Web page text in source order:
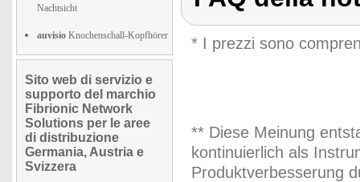
Nachtsicht
auvisio Knochenschall-Kopfhörer
Sito web di servizio e
supporto del marchio
Fibrionic Network
Solutions per le aree
di distribuzione
Germania, Austria e
Svizzera
* I prezzi sono
** Diese Meinung
kontinuierlich als
Produktverbesserung